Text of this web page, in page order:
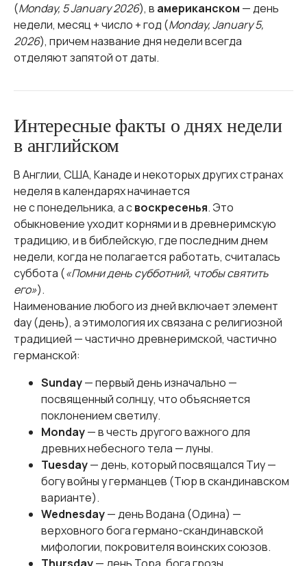
(Monday, 5 January 2026), в американском — день
недели, месяц + число + год (Monday, January 5,
2026), причем название дня недели всегда
отделяют запятой от даты.
Интересные факты о днях недели
в английском
В Англии, США, Канаде и некоторых других странах
неделя в календарях начинается
не с понедельника, а своскресенья. Это
обыкновение уходит корнями и в древнеримскую
традицию, и в библейскую, где последним днем
недели, когда не полагается работать, считалась
суббота («Помни день субботний, чтобы святить
его»).
Наименование любого из дней включает элемент
day (день), а этимология их связана с религиозной
традицией — частично древнеримской, частично
германской:
Sunday— первый день изначально —
посвященный солнцу, что объясняется
поклонением светилу.
Monday— в честь другого важного для
древних небесного тела — луны.
Tuesday— день, который посвящался Тиу —
богу войны у германцев (Тюр в скандинавском
варианте).
Wednesday— день Водана (Одина) —
верховного бога германо-скандинавской
мифологии, покровителя воинских союзов.